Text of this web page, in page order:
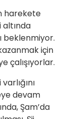
harekete
altında
beklenmiyor.
için
çalışıyorlar.
devam
Şam’da